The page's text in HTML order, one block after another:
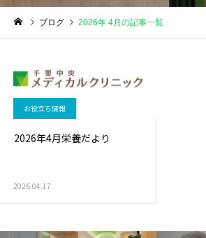
泌尿器外来
ブログ 2026年 4月の記事一覧
お役立ち情報
2026年4月栄養だより
2026.04.17